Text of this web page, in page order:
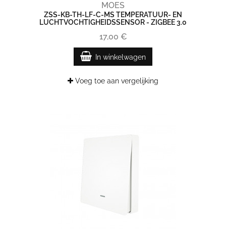
MOES
ZSS-KB-TH-LF-C-MS TEMPERATUUR- EN
LUCHTVOCHTIGHEIDSSENSOR - ZIGBEE 3.0
17,00 €
In winkelwagen
Voeg toe aan vergelijking